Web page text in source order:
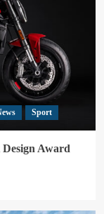
Sport
Award